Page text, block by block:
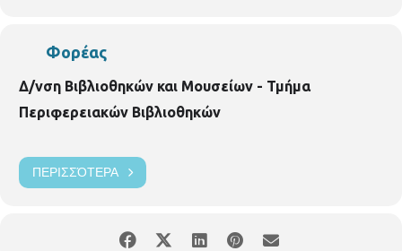
το κοινό.
Φορέας
Δ/νση Βιβλιοθηκών και Μουσείων - Τμήμα
Περιφερειακών Βιβλιοθηκών
ΠΕΡΙΣΣΌΤΕΡΑ